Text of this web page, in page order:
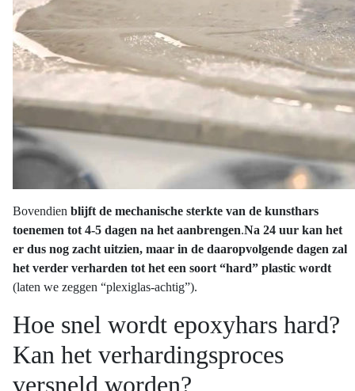
Bovendien blijft de mechanische sterkte van de kunsthars
toenemen tot 4-5 dagen na het aanbrengen.Na 24 uur kan het
er dus nog zacht uitzien, maar in de daaropvolgende dagen zal
het verder verharden tot het een soort “hard” plastic wordt
(laten we zeggen “plexiglas-achtig”).
Hoe snel wordt epoxyhars hard?
Kan het verhardingsproces
versneld worden?